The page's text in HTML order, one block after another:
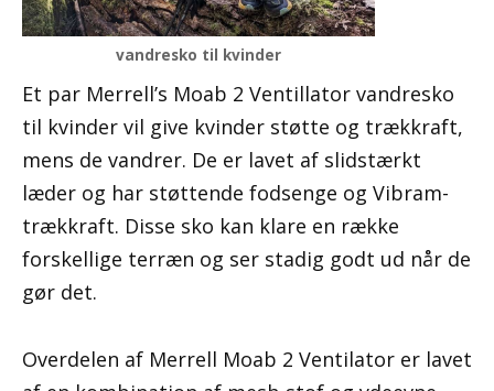
vandresko til kvinder
Et par Merrell’s Moab 2 Ventillator vandresko
til kvinder vil give kvinder støtte og trækkraft,
mens de vandrer. De er lavet af slidstærkt
læder og har støttende fodsenge og Vibram-
trækkraft. Disse sko kan klare en række
forskellige terræn og ser stadig godt ud når de
gør det.
Overdelen af ​​Merrell Moab 2 Ventilator er lavet